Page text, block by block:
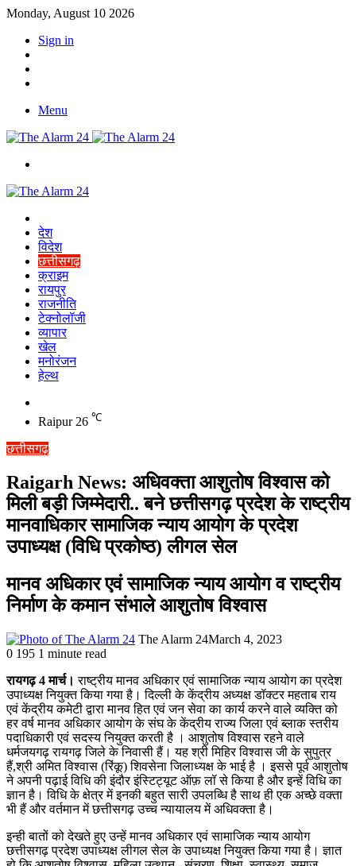
Monday, August 10 2026
Sign in
Menu
देश
विदेश
छत्तीसगढ़
क्राइम
रायपुर
राजनीति
टेक्नोलॉजी
व्यापार
खेल
मनोरंजन
हेल्थ
skin
Raipur 26 ℃
छत्तीसगढ़
Raigarh News: अधिवक्ता आशुतोष विश्वास को
मिली बड़ी जिम्मेदारी.. बने छत्तीसगढ़ प्रदेश के राष्ट्रीय
मानवाधिकार सामाजिक न्याय आयोग के प्रदेश
उपाध्यक्ष (विधि प्रकोष्ठ) लीगल सेल
मानव अधिकार एवं सामाजिक न्याय आयोग व राष्ट्रीय
निर्माण के कमान संभाले आशुतोष विश्वास
The Alarm 24March 4, 2023
0 195 1 minute read
रायगढ़ 4 मार्च। राष्ट्रीय मानव अधिकार एवं सामाजिक न्याय आयोग का प्रदेश
उपाध्यक्ष नियुक्त किया गया है। दिल्ली के केंद्रीय अध्यक्ष डॉक्टर महताब राय
एवं केंद्रीय कमेटी द्वारा मानव हित एवं जन सेवा का कार्य करने वाले व्यक्ति को
हर वर्ष मानव अधिकार आयोग के संघ के केंद्रीय राज्य जिला एवं ब्लाक स्तरीय
पदाधिकारी एवं सदस्य नियुक्त करती है । आशुतोष विश्वास रहने वाले
धर्मजयगढ़ रायगढ़ जिले के निवासी हैं। यह श्री मिहिर विश्वास जी के सुपुत्र
हैं,श्री अमित विश्वास (रिंकू) शिवसेना जिलाध्यक्ष के भाई है । इससे पूर्व आशुतोष
ने अपनी पढ़ाई विधि की इंदौर इंस्टिट्यूट ऑफ़ लॉ से किया है और इन्हें विधि का
ज्ञान है। विधि के क्षेत्र में इनकी बहुत सारी उपलब्धि है साथ ही एक अच्छे वक्ता
भी हैं और वर्तमान में छत्तीसगढ़ उच्च न्यायालय में अधिवक्ता है।
इन्ही बातों को देखते हुए उन्हें मानव अधिकार एवं सामाजिक न्याय आयोग
छत्तीसगढ़ प्रदेश उपाध्यक्ष लीगल सेल के उपाध्यक्ष नियुक्त किया गया है। ज्ञात